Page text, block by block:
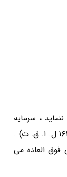
دهد که طی مدت زمان مشخصی که از ۵ سال تجاوز ننماید ، سرمایه
شرکت را تا مبلغ مشخصی به یکی از راهکارهای قید شده در ماده ۱۵۹ (ل. ا. ق. ت ) افزایش دهد . ( مواد ۱۶۱ و ۱۶۲ ل. ا. ق. ت) .
فوق العاده می